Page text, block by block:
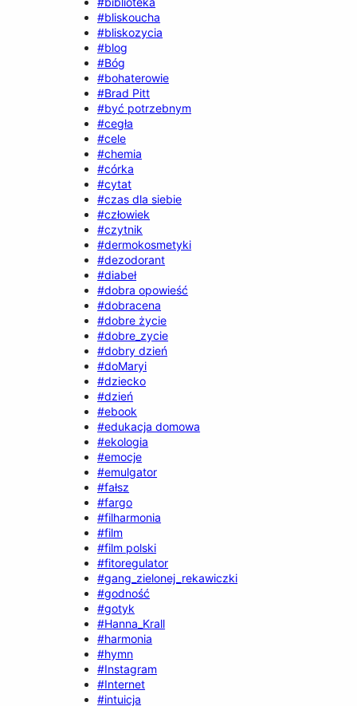
#bliskoucha
#bliskozycia
#blog
#Bóg
#bohaterowie
#Brad Pitt
#być potrzebnym
#cegła
#cele
#chemia
#córka
#cytat
#czas dla siebie
#człowiek
#czytnik
#dermokosmetyki
#dezodorant
#diabeł
#dobra opowieść
#dobracena
#dobre życie
#dobre_zycie
#dobry dzień
#doMaryi
#dziecko
#dzień
#ebook
#edukacja domowa
#ekologia
#emocje
#emulgator
#fałsz
#fargo
#filharmonia
#film
#film polski
#fitoregulator
#gang_zielonej_rekawiczki
#godność
#gotyk
#Hanna_Krall
#harmonia
#hymn
#Instagram
#Internet
#intuicja